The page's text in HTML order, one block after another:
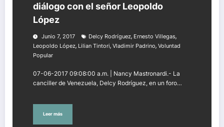
diálogo con el señor Leopoldo
López
Junio 7, 2017 Delcy Rodríguez, Ernesto Villegas,
Leopoldo López, Lilian Tintori, Vladimir Padrino, Voluntad
Popular
07-06-2017 09:08:00 a.m. | Nancy Mastronardi.- La
canciller de Venezuela, Delcy Rodríguez, en un foro…
Leer más